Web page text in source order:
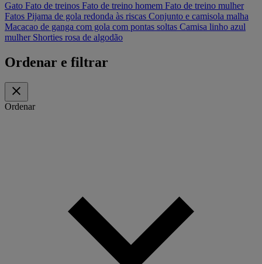
Gato Fato de treinos Fato de treino homem Fato de treino mulher
Fatos Pijama de gola redonda às riscas Conjunto e camisola malha
Macacao de ganga com gola com pontas soltas Camisa linho azul
mulher Shorties rosa de algodão
Ordenar e filtrar
Ordenar